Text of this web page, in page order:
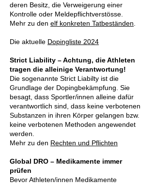
deren Besitz, die Verweigerung einer
Kontrolle oder Meldepflichtverstösse.
Mehr zu den elf konkreten Tatbeständen
Die aktuelle Dopingliste 2024
Strict Liability – Achtung, die Athleten
tragen die alleinige Verantwortung!
Die sogenannte Strict Liabilty ist die
Grundlage der Dopingbekämpfung. Sie
besagt, dass Sportler/innen alleine dafür
verantwortlich sind, dass keine verbotenen
Substanzen in ihren Körper gelangen bzw.
keine verbotenen Methoden angewendet
werden.
Mehr zu den Rechten und Pflichten
Global DRO – Medikamente immer
prüfen
Bevor Athleten/innen Medikamente